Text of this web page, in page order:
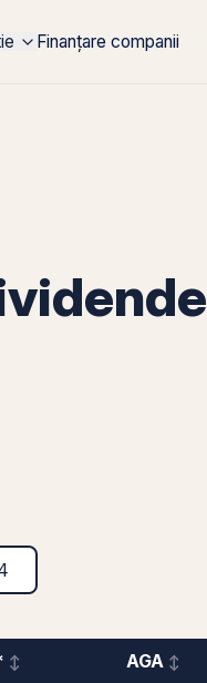
Finanțare companii
AGA